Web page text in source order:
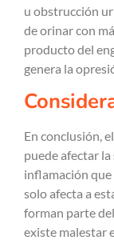
u obstrucción
de orinar con
producto del
genera la
En conclusión,
puede afectar la
inflamación
solo afecta a
forman parte
existe malestar